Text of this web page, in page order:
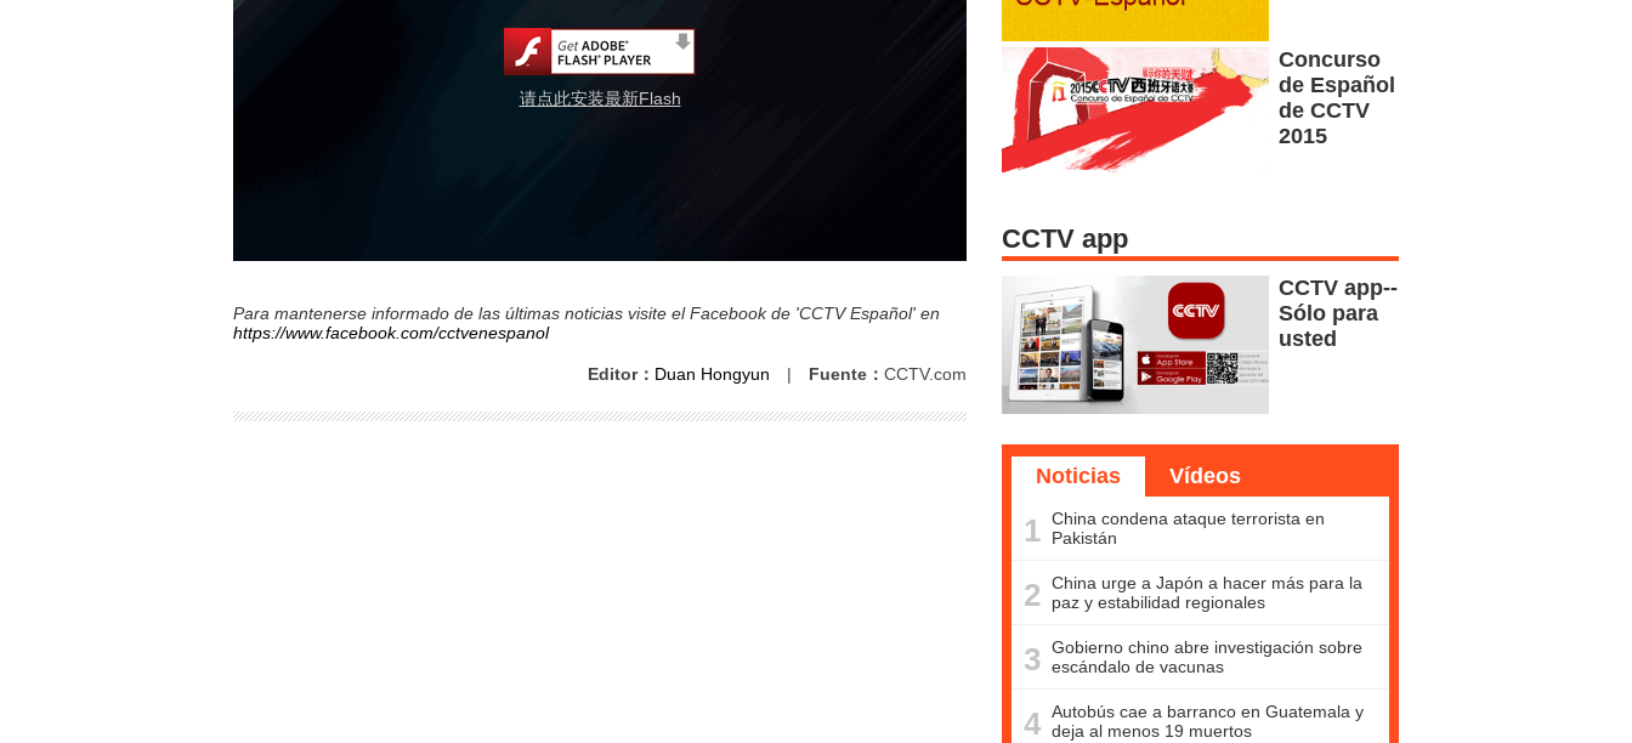
请点此安装最新Flash
Para mantenerse informado de las últimas noticias visite el Facebook de 'CCTV Español' en
https://www.facebook.com/cctvenespanol
Editor： Duan Hongyun | Fuente： CCTV.com
Concurso
de Español
de CCTV
2015
CCTV app
CCTV app--
Sólo para
usted
Noticias Vídeos
1 China condena ataque terrorista en
Pakistán
2 China urge a Japón a hacer más para la
paz y estabilidad regionales
3 Gobierno chino abre investigación sobre
escándalo de vacunas
4 Autobús cae a barranco en Guatemala y
deja al menos 19 muertos